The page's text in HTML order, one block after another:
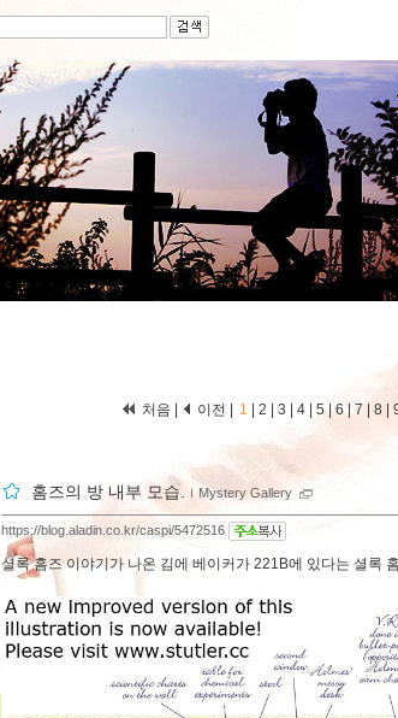
처음 | 이전 | 1 2 3 4 5 6 7 8
홈즈의 방 내부 모습. ｌ Mystery Gallery
https://blog.aladin.co.kr/caspi/5472516
셜록 홈즈 이야기가 나온 김에 베이커가 221B에 있다는 셜록